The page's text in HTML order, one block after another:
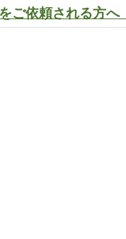
ご依頼される方へ